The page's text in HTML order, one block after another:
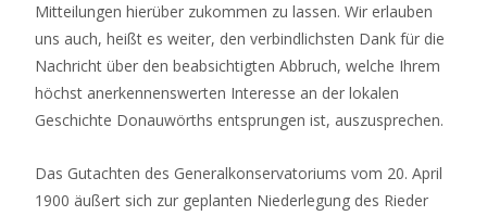
Mitteilungen hierüber zukommen zu lassen. Wir erlauben
uns auch, heißt es weiter, den verbindlichsten Dank für die
Nachricht über den beabsichtigten Abbruch, welche Ihrem
höchst anerkennenswerten Interesse an der lokalen
Geschichte Donauwörths entsprungen ist, auszusprechen.
Das Gutachten des Generalkonservatoriums vom 20. April
1900 äußert sich zur geplanten Niederlegung des Rieder